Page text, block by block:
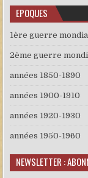
EPOQUES
1ère guerre
2ème guerre
années 1850-1890
années 1900-1910
années 1920-1930
années 1950-1960
NEWSLETTER :